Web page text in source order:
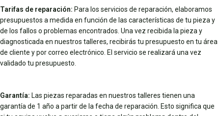
Tarifas de reparación: Para los servicios de reparación, elaboramos
presupuestos a medida en función de las características de tu pieza y
de los fallos o problemas encontrados. Una vez recibida la pieza y
diagnosticada en nuestros talleres, recibirás tu presupuesto en tu área
de cliente y por correo electrónico. El servicio se realizará una vez
validado tu presupuesto.
Garantía: Las piezas reparadas en nuestros talleres tienen una
garantía de 1 año a partir de la fecha de reparación. Esto significa que